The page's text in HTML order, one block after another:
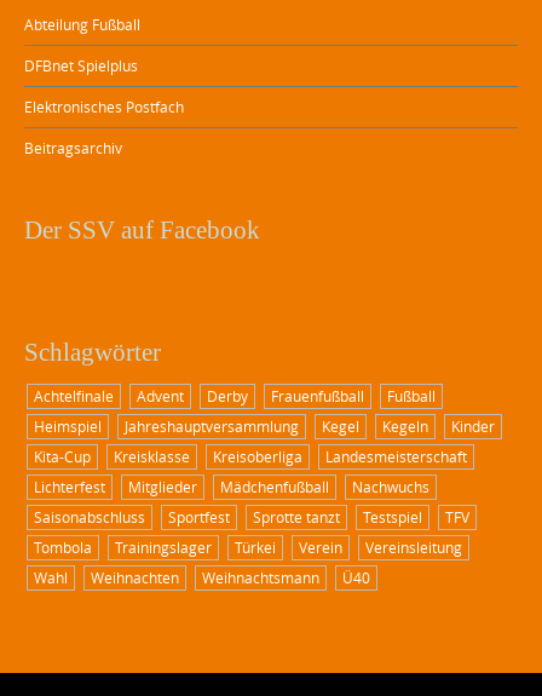
Abteilung Fußball
DFBnet Spielplus
Elektronisches Postfach
Beitragsarchiv
Der SSV auf Facebook
Schlagwörter
Achtelfinale Advent Derby Frauenfußball
Fußball
Heimspiel
Jahreshauptversammlung Kegel Kegeln
Kinder
Kita-Cup
Kreisklasse Kreisoberliga
Landesmeisterschaft
Lichterfest
Mitglieder Mädchenfußball
Nachwuchs
Saisonabschluss
Sportfest Sprotte tanzt Testspiel
TFV
Tombola
Trainingslager Türkei Verein
Vereinsleitung
Wahl
Weihnachten Weihnachtsmann Ü40